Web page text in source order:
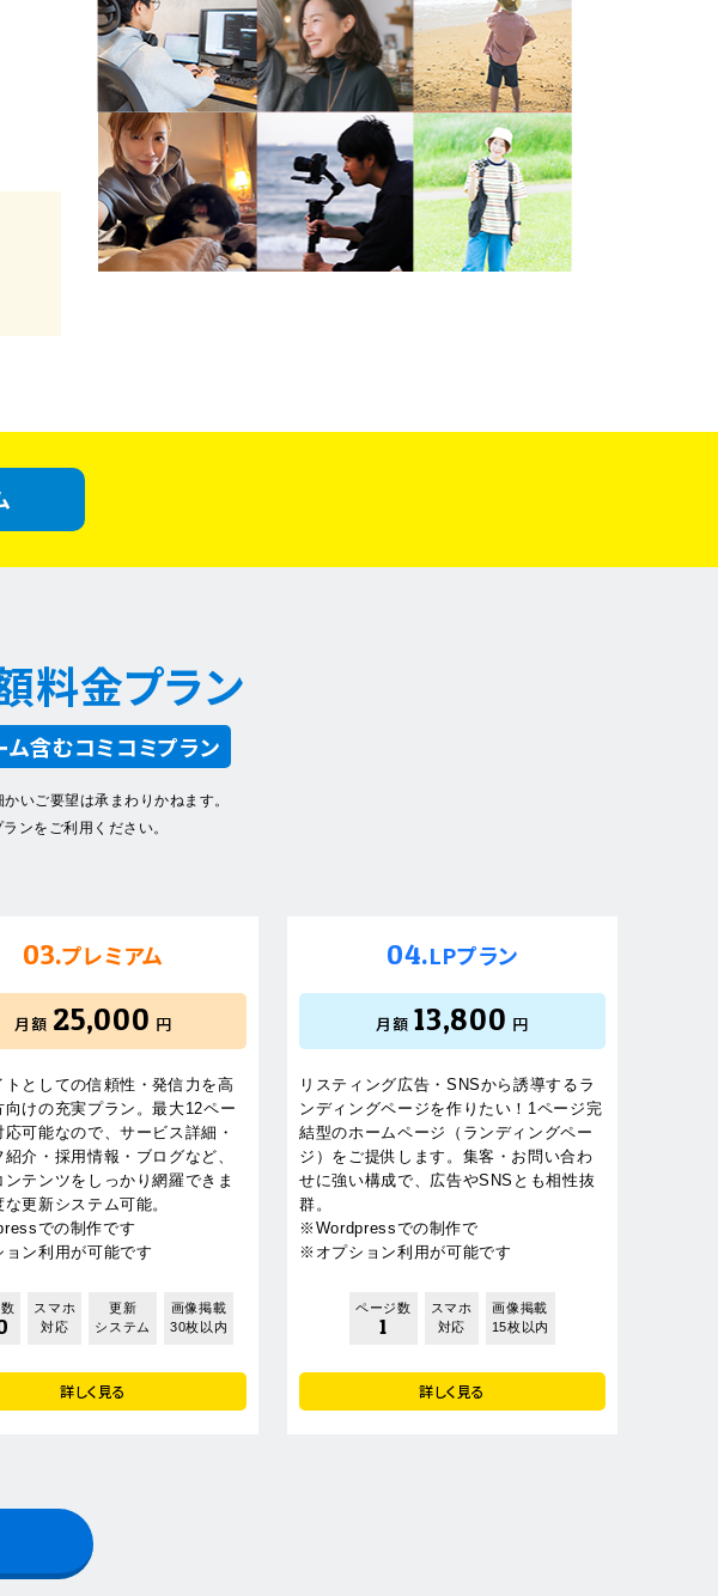
料金プラン
ム含むコミコミプラン
いご要望は承まわりかねます。
ンをご利用ください。
03.プレミアム
月額 25,000 円
トとしての信頼性・発信力を高
向けの充実プラン。最大12ペー
応可能なので、サービス詳細・
紹介・採用情報・ブログなど、
ンテンツをしっかり網羅できま
更新システム可能。
での制作です
ン利用が可能です
スマホ
対応
更新
システム
画像掲載
30枚以内
詳しく見る
04.LPプラン
月額 13,800 円
リスティング広告・SNSから誘導するラ
ンディングページを作りたい！1ページ完
結型のホームページ（ランディングペー
ジ）をご提供します。集客・お問い合わ
せに強い構成で、広告やSNSとも相性抜
群。
※Wordpressでの制作で
※オプション利用が可能です
ページ数
1
スマホ
対応
画像掲載
15枚以内
詳しく見る